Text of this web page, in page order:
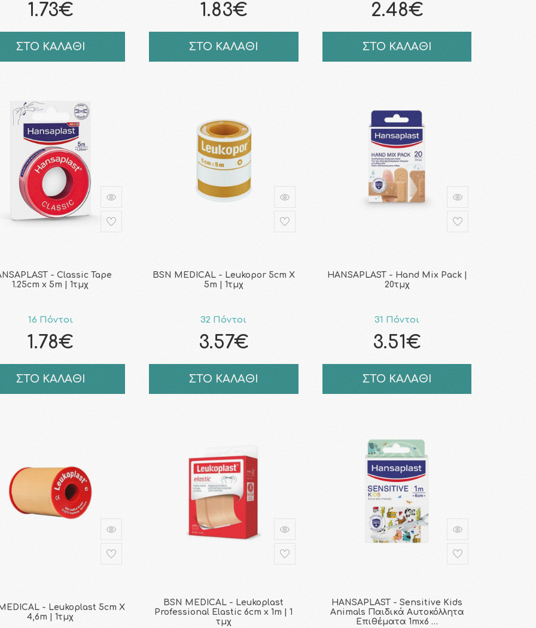
1.73€
ΣΤΟ ΚΑΛΑΘΙ
1.83€
ΣΤΟ ΚΑΛΑΘΙ
2.48€
ΣΤΟ ΚΑΛΑΘΙ
- Classic Tape
1.25cm x 5m | 1τμχ
16 Πόντοι
1.78€
ΣΤΟ ΚΑΛΑΘΙ
BSN MEDICAL - Leukopor 5cm Χ
5m | 1τμχ
32 Πόντοι
3.57€
ΣΤΟ ΚΑΛΑΘΙ
HANSAPLAST - Hand Mix Pack |
20τμχ
31 Πόντοι
3.51€
ΣΤΟ ΚΑΛΑΘΙ
- Leukoplast 5cm Χ
4,6m | 1τμχ
BSN MEDICAL - Leukoplast
Professional Elastic 6cm x 1m | 1
τμχ
HANSAPLAST - Sensitive Kids
Animals Παιδικά Αυτοκόλλητα
Επιθέματα 1mx6 …